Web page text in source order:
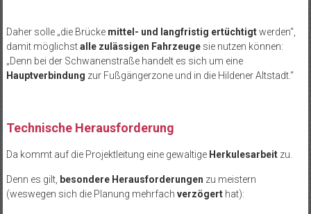
Daher solle „die Brücke mittel- und langfristig ertüchtigtwerden“,
damit möglichstalle zulässigen Fahrzeugesie nutzen können:
„Denn bei der Schwanenstraße handelt es sich um eine
Hauptverbindung zur Fußgängerzone und in die Hildener Altstadt.“
Technische Herausforderung
Da kommt auf die Projektleitung eine gewaltige Herkulesarbeitzu.
Denn es gilt, besondere Herausforderungen zu meistern
(weswegen sich die Planung mehrfach verzögerthat):